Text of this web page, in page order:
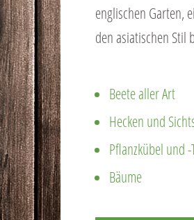
englischen Garten,
den asiatischen Stil
Beete aller Art
Hecken und
Pflanzkübel und
Bäume